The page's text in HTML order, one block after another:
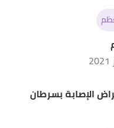
"Factors
Prospective
الإصابة بسرطان